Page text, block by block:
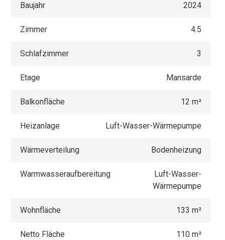
Baujahr 2024
Zimmer 4.5
Schlafzimmer 3
Etage Mansarde
Balkonfläche 12 m²
Heizanlage Luft-Wasser-Wärmepumpe
Wärmeverteilung Bodenheizung
Warmwasseraufbereitung
Luft-Wasser-
Wärmepumpe
Wohnfläche 133 m²
Netto Fläche 110 m²